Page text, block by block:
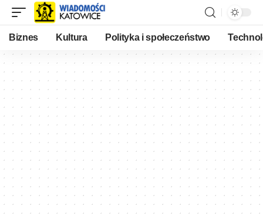
Biznes Kultura Polityka i społeczeństwo